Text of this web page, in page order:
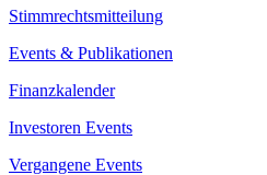
Stimmrechtsmitteilung
Events & Publikationen
Finanzkalender
Investoren Events
Vergangene Events